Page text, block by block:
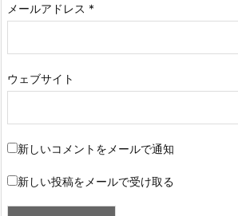
メールアドレス *
ウェブサイト
新しいコメントをメールで通知
新しい投稿をメールで受け取る